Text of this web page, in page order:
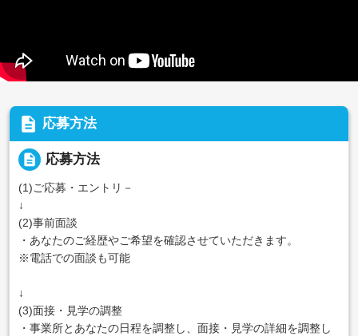
description 応募方法
description 応募方法
(1)ご応募・エントリ－
↓
(2)事前面談
・あなたのご経歴やご希望を確認させていただきます。
※電話での面談も可能
↓
(3)面接・見学の調整
・事業所とあなたの日程を調整し、面接・見学の詳細を調整し